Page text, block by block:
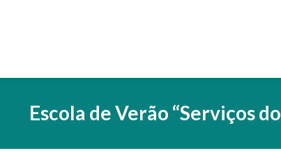
Escola de Verão “Serviços